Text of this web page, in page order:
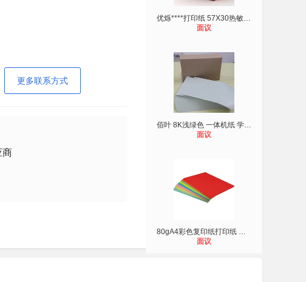
更多联系方式
商
优烁****打印纸 57X30热敏纸57*30热
面议
佰叶 8K浅绿色 一体机纸 学生试卷用
面议
80gA4彩色复印纸打印纸 手工折纸80g
面议